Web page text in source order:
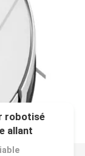
robotisé
allant